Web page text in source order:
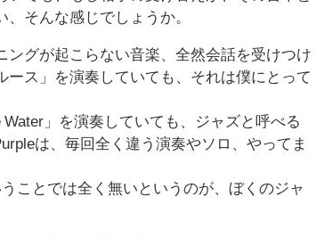
そんな感じでしょうか。
グが起こらない音楽、全然会話を受けつけ
ス」を演奏していても、それは僕にとって
」を演奏していても、ジャズと呼べる
は、毎回全く違う演奏やソロ、やってま
ことでは全く無いというのが、ぼくのジャ